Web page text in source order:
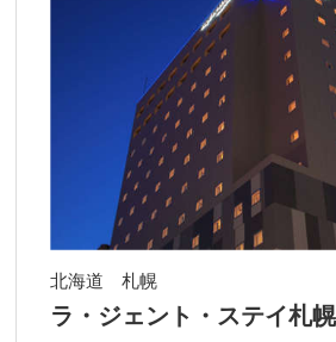
北海道 札幌
ラ・ジェント・ステイ札